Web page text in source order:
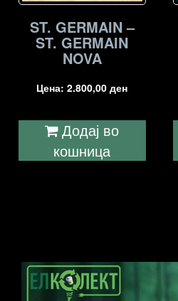
ST. GERMAIN –
ST. GERMAIN
NOVA
Цена:2.800,00ден
Додај во
кошница